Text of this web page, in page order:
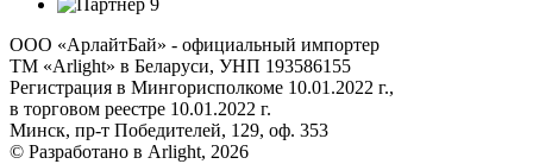
ООО «АрлайтБай» - официальный импортер
ТМ «Arlight» в Беларуси, УНП 193586155
Регистрация в Мингорисполкоме 10.01.2022 г.,
в торговом реестре 10.01.2022 г.
Минск, пр-т Победителей, 129, оф. 353
© Разработано в Arlight, 2026